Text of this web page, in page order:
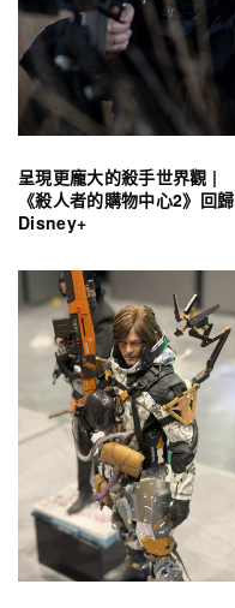
呈現更龐大的殺手世界觀 |
《殺人者的購物中心2》回歸
Disney+